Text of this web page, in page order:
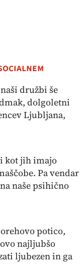
družbi še
dolgoletni
Ljubljana,
kot jih imajo
Pa vendar
naše psihično
potico,
najljubšo
ljubezen in ga